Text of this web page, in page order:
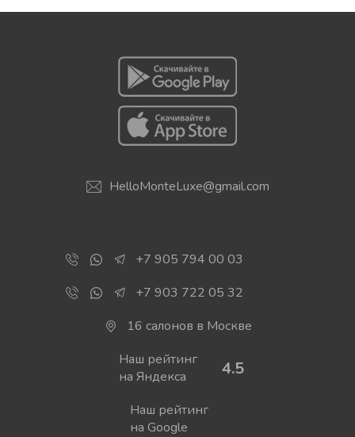
HelloMonteLuxe@gmail.com
+7 905 794 00 03
+7 903 722 05 32
16 салонов в Москве
Наш рейтинг
на Яндекса
4.5
Наш рейтинг
на Google